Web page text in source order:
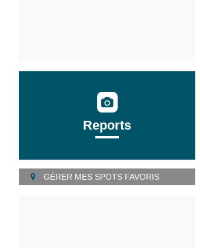
Reports
GÉRER MES SPOTS FAVORIS